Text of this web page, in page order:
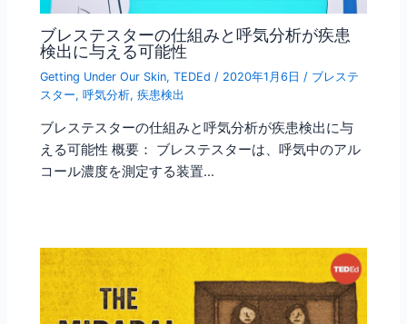
ブレステスターの仕組みと呼気分析が疾患
検出に与える可能性
Getting Under Our Skin,TEDEd / 2020年1月6日 / ブレステ
スター,呼気分析,疾患検出
ブレステスターの仕組みと呼気分析が疾患検出に与
える可能性 概要： ブレステスターは、呼気中のアル
コール濃度を測定する装置…